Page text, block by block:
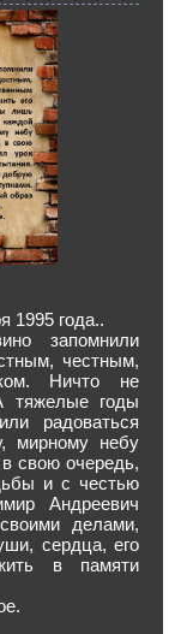
1995 года..
запомнили
честным,
Ничто не
тяжелые годы
радоваться
мирному небу
свою очередь,
и с честью
Андреевич
делами,
сердца, его
в памяти